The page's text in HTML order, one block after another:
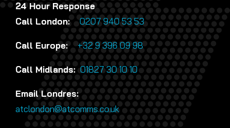
24 Hour Response
Call London:0207 940 53 53
Call Europe:+32 9 396 09 98
Call Midlands:01827 30 10 10
Email Londres:
atclondon@atcomms.co.uk